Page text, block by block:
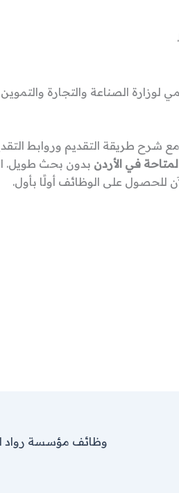
لوزارة الصناعة والتجارة والتموين
مع شرح طريقة التقديم وروابط
في الأردن بدون بحث طويل.
للحصول على الوظائف أولًا بأول.